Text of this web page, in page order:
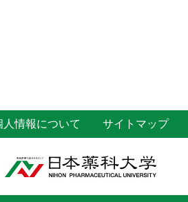
人情報について サイトマップ